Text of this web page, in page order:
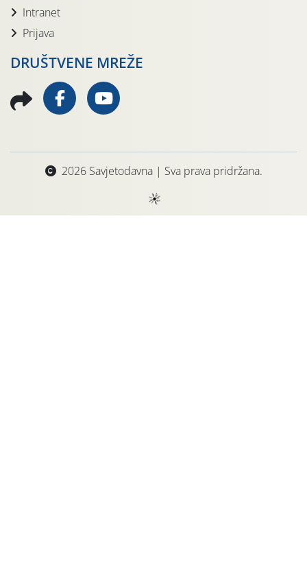
Intranet
Prijava
DRUŠTVENE MREŽE
2026 Savjetodavna | Sva prava pridržana.